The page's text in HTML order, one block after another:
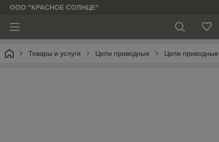
ООО "КРАСНОЕ СОЛНЦЕ"
Товары и услуги Цепи приводные Цепи